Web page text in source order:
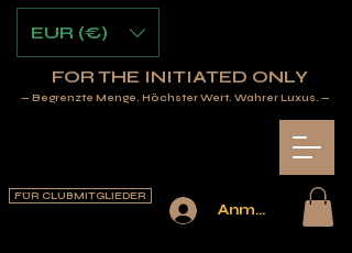
Anmelden
FÜR CLUBMITGLIEDER
FOR THE INITIATED ONLY
— Begrenzte Menge. Höchster Wert. Wahrer Luxus. —
EUR (€)